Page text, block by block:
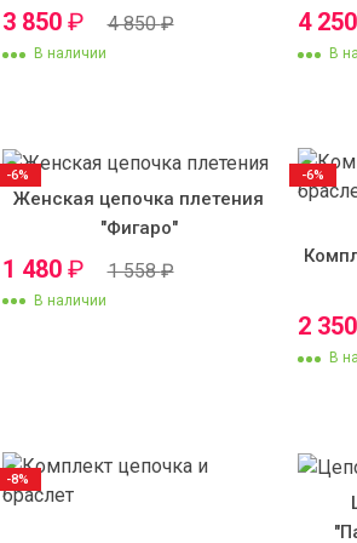
3 850 ₽ 4 850₽
В наличии
4
В
Женская цепочка плетения
"Фигаро"
1 480 ₽ 1 558₽
В наличии
-6%
2
В
-6%
-8%